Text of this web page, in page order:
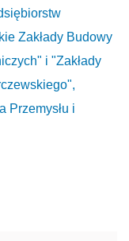
Zakłady Budowy
i "Zakłady
Przemysłu i